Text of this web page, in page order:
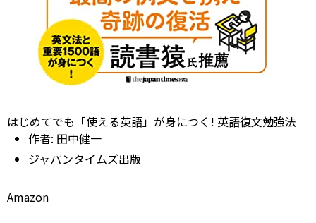
はじめてでも「使える英語」が身につく! 英語復文勉強法
作者: 田中健一
ジャパンタイムズ出版
Amazon